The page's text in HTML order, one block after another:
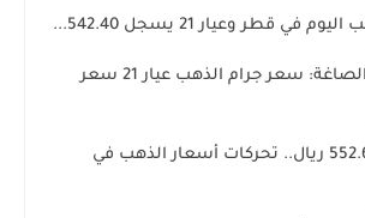
قطر وعيار 21 يسجل 542.40...
تحديثات أسواق الصاغة: سعر جرام الذهب عيار 21 سعر
عيار 21 يسجل 552.60 ريال.. تحركات أسعار الذهب في